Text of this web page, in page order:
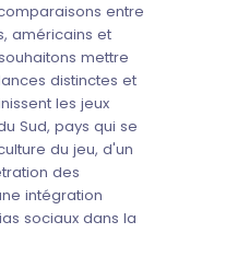
entre
américains et
mettre
distinctes et
les jeux
Sud, pays qui se
du jeu, d'un
des
intégration
sociaux dans la